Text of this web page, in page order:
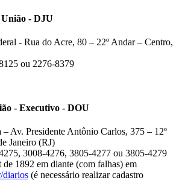
- DJU
- Rua do Acre, 80 – 22º Andar – Centro,
ou 2276-8379
- Executivo - DOU
Av. Presidente Antônio Carlos, 375 – 12º
Janeiro (RJ)
3008-4276, 3805-4277 ou 3805-4279
1892 em diante (com falhas) em
diarios (é necessário realizar cadastro